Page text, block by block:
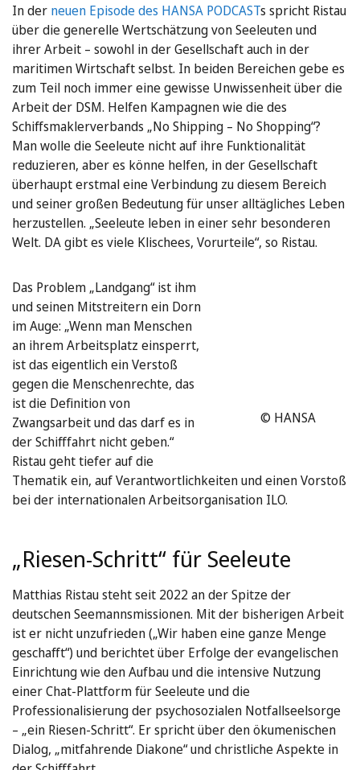
In der neuen Episode des HANSA PODCASTs spricht Ristau
über die generelle Wertschätzung von Seeleuten und
ihrer Arbeit – sowohl in der Gesellschaft auch in der
maritimen Wirtschaft selbst. In beiden Bereichen gebe es
zum Teil noch immer eine gewisse Unwissenheit über die
Arbeit der DSM. Helfen Kampagnen wie die des
Schiffsmaklerverbands „No Shipping – No Shopping“?
Man wolle die Seeleute nicht auf ihre Funktionalität
reduzieren, aber es könne helfen, in der Gesellschaft
überhaupt erstmal eine Verbindung zu diesem Bereich
und seiner großen Bedeutung für unser alltägliches Leben
herzustellen. „Seeleute leben in einer sehr besonderen
Welt. DA gibt es viele Klischees, Vorurteile“, so Ristau.
© HANSA
Das Problem „Landgang“ ist ihm
und seinen Mitstreitern ein Dorn
im Auge: „Wenn man Menschen
an ihrem Arbeitsplatz einsperrt,
ist das eigentlich ein Verstoß
gegen die Menschenrechte, das
ist die Definition von
Zwangsarbeit und das darf es in
der Schifffahrt nicht geben.“
Ristau geht tiefer auf die
Thematik ein, auf Verantwortlichkeiten und einen Vorstoß
bei der internationalen Arbeitsorganisation ILO.
„Riesen-Schritt“ für Seeleute
Matthias Ristau steht seit 2022 an der Spitze der
deutschen Seemannsmissionen. Mit der bisherigen Arbeit
ist er nicht unzufrieden („Wir haben eine ganze Menge
geschafft“) und berichtet über Erfolge der evangelischen
Einrichtung wie den Aufbau und die intensive Nutzung
einer Chat-Plattform für Seeleute und die
Professionalisierung der psychosozialen Notfallseelsorge
– „ein Riesen-Schritt“. Er spricht über den ökumenischen
Dialog, „mitfahrende Diakone“ und christliche Aspekte in